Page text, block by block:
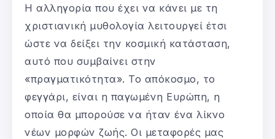
Η αλληγορία που έχει να κάνει με τη
χριστιανική μυθολογία λειτουργεί έτσι
ώστε να δείξει την κοσμική κατάσταση,
αυτό που συμβαίνει στην
«πραγματικότητα». Το απόκοσμο, το
φεγγάρι, είναι η παγωμένη Ευρώπη, η
οποία θα μπορούσε να ήταν ένα λίκνο
νέων μορφών ζωής. Οι μεταφορές μας